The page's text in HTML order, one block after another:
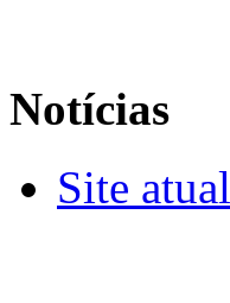
Notícias
Site atual